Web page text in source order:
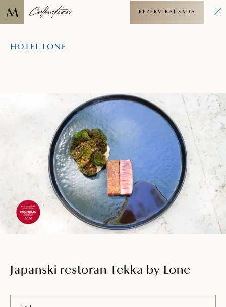
HOTEL LONE
REZERVIRAJ SADA
Japanski restoran Tekka by Lone